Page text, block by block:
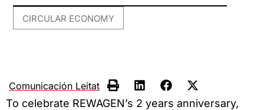
CIRCULAR ECONOMY
Comunicación Leitat
To celebrate REWAGEN’s 2 years anniversary,